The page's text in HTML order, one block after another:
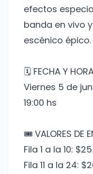
efectos
banda en vivo
escénico épico.
🗓️ FECHA Y
Viernes 5 de
19:00 hs
🎟️ VALORES DE
Fila 1 a la 10:
Fila 11 a la 24: